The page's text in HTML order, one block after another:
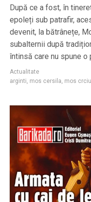
După ce a fost, în
epoleți sub patrafir,
devenit, la bătrânețe,
subalternii după
întinsă care nu spune o
Actualitate
arginti, mos cersila, mos